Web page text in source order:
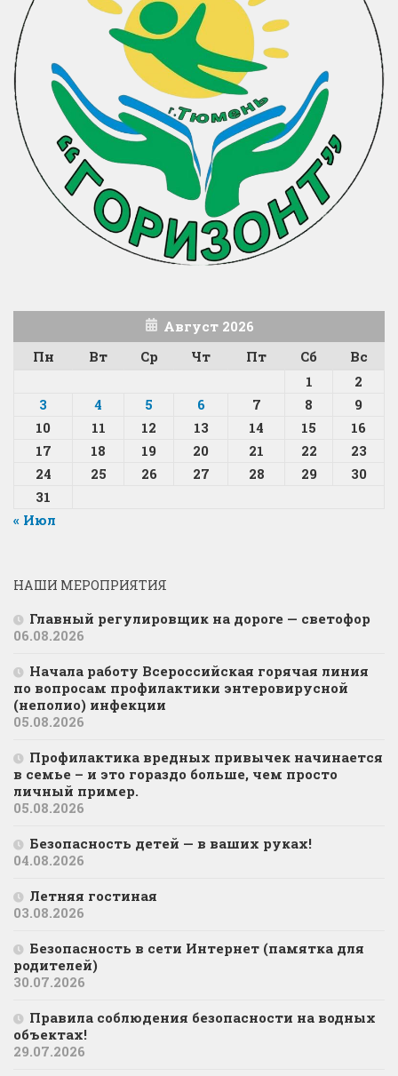
Август 2026
Пн
Вт Ср Чт Пт Сб
Вс
1
2
3
4 5 6 7 8
9
10
11 12 13 14 15
16
17
18 19 20 21 22
23
24
25 26 27 28 29
30
31
« Июл
НАШИ МЕРОПРИЯТИЯ
Главный регулировщик на дороге — светофор
06.08.2026
Начала работу Всероссийская горячая линия
по вопросам профилактики энтеровирусной
(неполио) инфекции
05.08.2026
Профилактика вредных привычек начинается
в семье – и это гораздо больше, чем просто
личный пример.
05.08.2026
Безопасность детей — в ваших руках!
04.08.2026
Летняя гостиная
03.08.2026
Безопасность в сети Интернет (памятка для
родителей)
30.07.2026
Правила соблюдения безопасности на водных
объектах!
29.07.2026